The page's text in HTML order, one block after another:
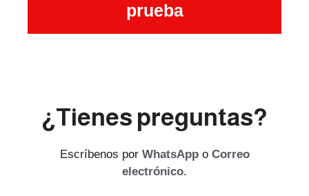
prueba
¿Tienes preguntas?
Escríbenos por WhatsAppo Correo
electrónico.